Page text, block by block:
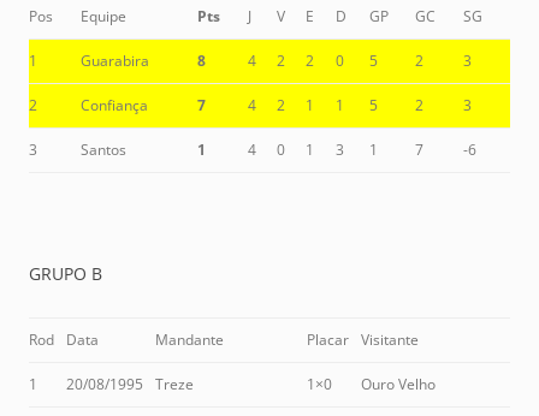
Pos Equipe Pts J V E D GP GC SG
1 Guarabira 8 4 2 2 0 5 2 3
2 Confiança 7 4 2 1 1 5 2 3
3 Santos 1 4 0 1 3 1 7 -6
GRUPO B
Rod Data Mandante Placar Visitante
1 20/08/1995 Treze 1×0 Ouro Velho